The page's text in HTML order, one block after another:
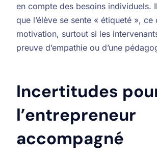
en compte des besoins individuels.
que l’élève se sente « étiqueté », ce
motivation, surtout si les
preuve d’empathie ou d’une
Incertitudes
l’entrepreneur
accompagné